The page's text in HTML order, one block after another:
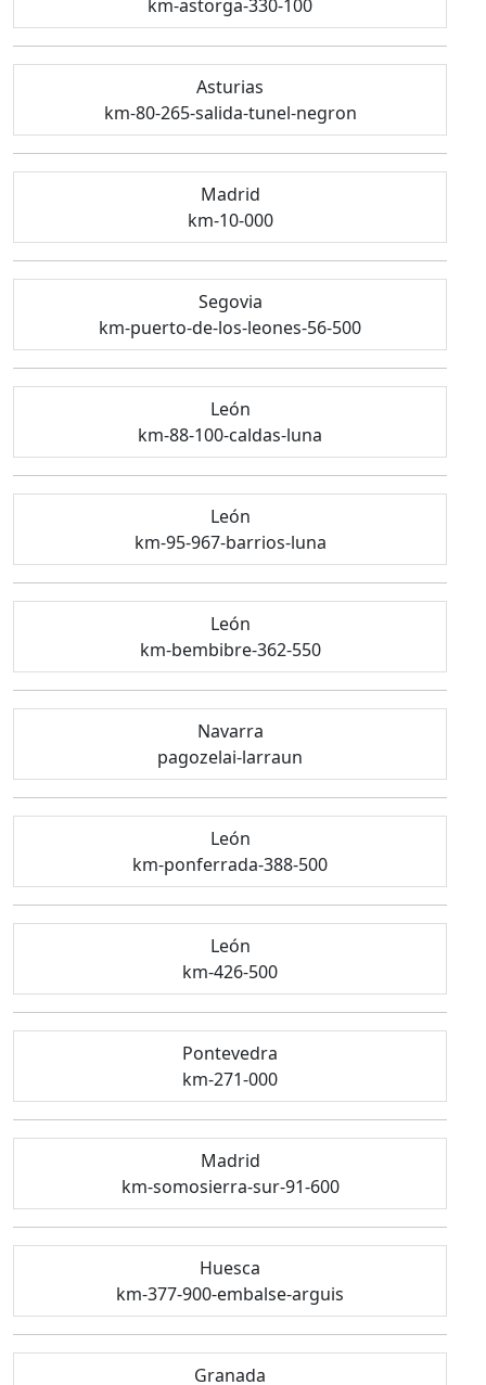
km-astorga-330-100
Asturias
km-80-265-salida-tunel-negron
Madrid
km-10-000
Segovia
km-puerto-de-los-leones-56-500
León
km-88-100-caldas-luna
León
km-95-967-barrios-luna
León
km-bembibre-362-550
Navarra
pagozelai-larraun
León
km-ponferrada-388-500
León
km-426-500
Pontevedra
km-271-000
Madrid
km-somosierra-sur-91-600
Huesca
km-377-900-embalse-arguis
Granada